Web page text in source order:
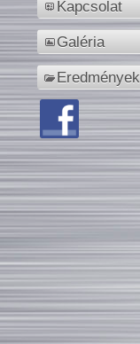
Kapcsolat
Galéria
Eredmények